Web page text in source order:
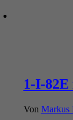
1-I-
Von Markus